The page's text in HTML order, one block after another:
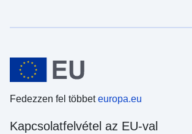
Fedezzen fel többeteuropa.eu
Kapcsolatfelvétel az EU-val